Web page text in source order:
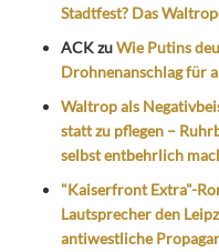
Stadtfest? Das
ACKzuWie Putins
Drohnenanschlag für
Waltrop als
statt zu pflegen –
selbst entbehrlich
"Kaiserfront Extra"-
Lautsprecher den
antiwestliche